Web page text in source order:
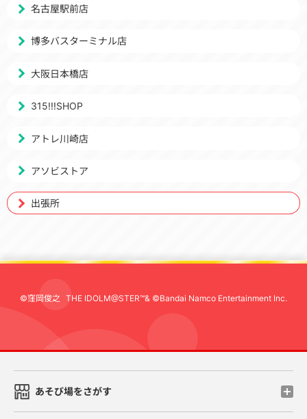
名古屋駅前店
博多バスターミナル店
大阪日本橋店
315!!!SHOP
アトレ川崎店
アソビストア
出張所
©窪岡俊之 THE IDOLM@STER™& ©Bandai Namco Entertainment Inc.
あそび場をさがす